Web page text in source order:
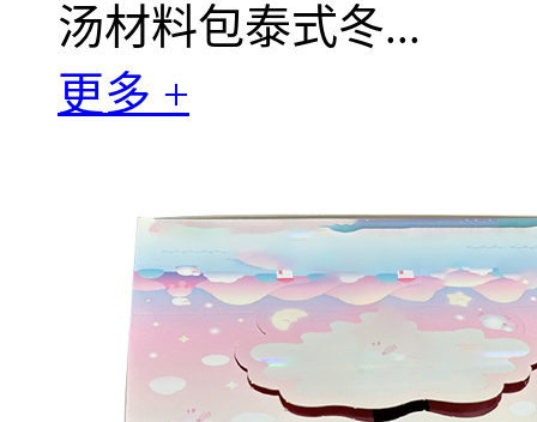
汤材料包泰式冬...
更多 +